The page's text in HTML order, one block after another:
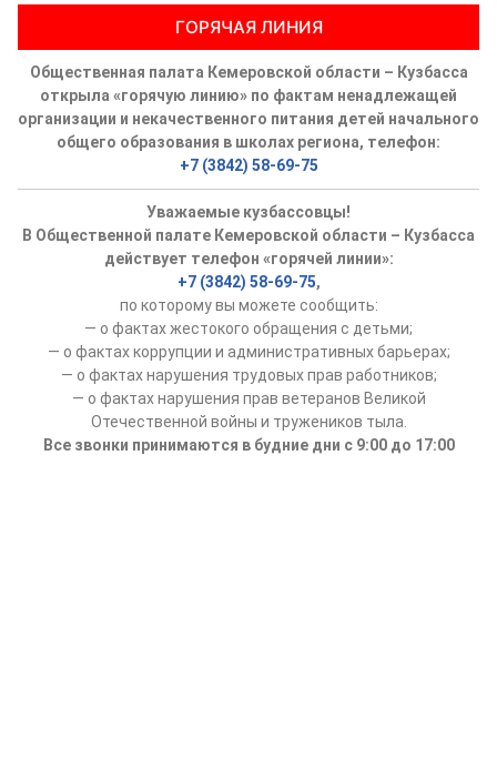
ГОРЯЧАЯ ЛИНИЯ
Общественная палата Кемеровской области – Кузбасса
открыла «горячую линию» по фактам ненадлежащей
организации и некачественного питания детей начального
общего образования в школах региона, телефон:
+7 (3842) 58-69-75
Уважаемые кузбассовцы!
В Общественной палате Кемеровской области – Кузбасса
действует телефон «горячей линии»:
+7 (3842) 58-69-75,
по которому вы можете сообщить:
— о фактах жестокого обращения с детьми;
— о фактах коррупции и административных барьерах;
— о фактах нарушения трудовых прав работников;
— о фактах нарушения прав ветеранов Великой
Отечественной войны и тружеников тыла.
Все звонки принимаются в будние дни с 9:00 до 17:00